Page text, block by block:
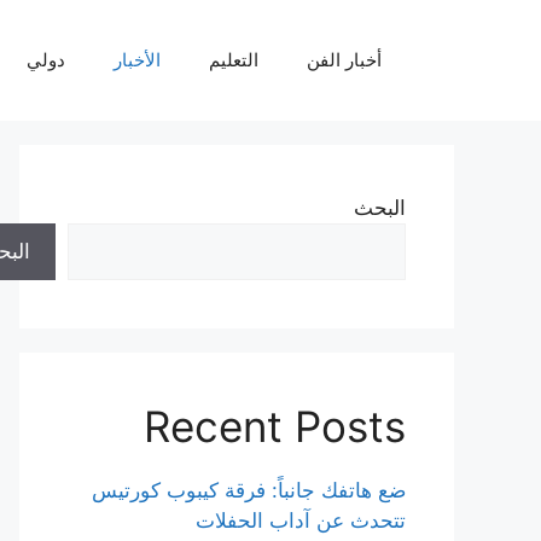
أخبار الفن التعليم الأخبار دولي
البحث
Recent Posts
ضع هاتفك جانباً: فرقة كيبوب كورتيس
تتحدث عن آداب الحفلات